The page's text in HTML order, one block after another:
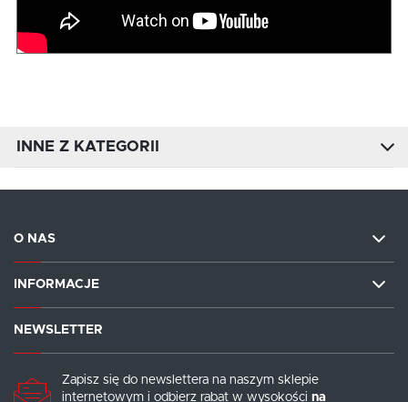
INNE Z KATEGORII
O NAS
INFORMACJE
NEWSLETTER
Zapisz się do newslettera na naszym sklepie
internetowym i odbierz rabat w wysokości na